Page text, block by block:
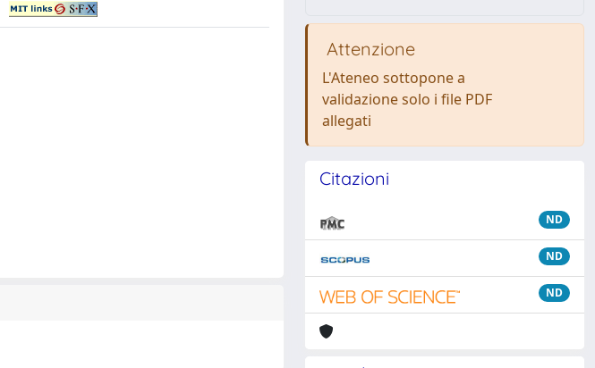
Attenzione
L'Ateneo sottopone a
validazione solo i file PDF
allegati
Citazioni
ND
ND
ND